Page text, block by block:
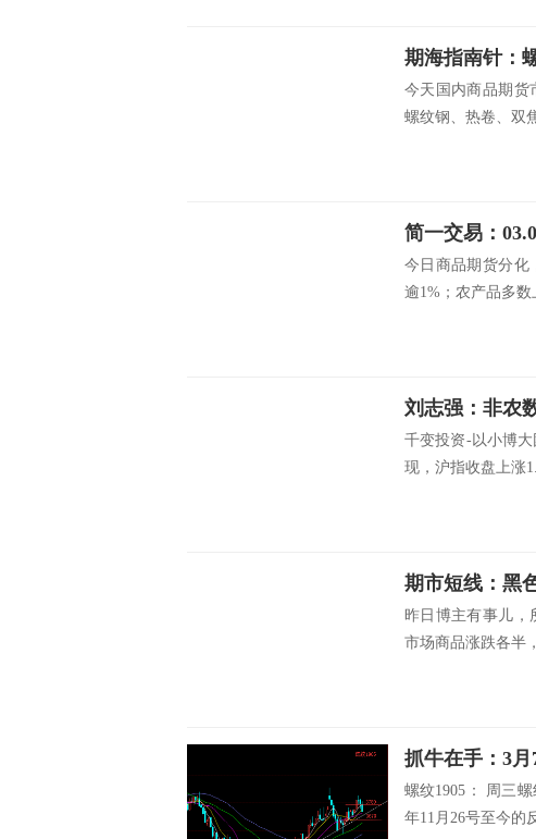
今天国内商品期货
螺纹钢、热卷、双
简一交易：
今日商品期货分化
逾1%；农产品多
刘志强：非农
千变投资-以小博
现，沪指收盘上涨
昨日博主有事儿，
市场商品涨跌各半
抓牛在手：3
螺纹1905： 周三
年11月26号至今的